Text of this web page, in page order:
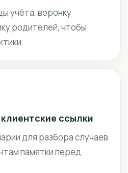
учёта, воронку
родителей, чтобы
ссылки
для разбора случаев
памятки перед